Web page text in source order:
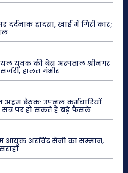
दर्दनाक हादसा, खाई में गिरी कार;
युवक की बेस अस्पताल श्रीनगर
हालत गंभीर
अहम बैठक: उपनल कर्मचारियों,
सत्र पर हो सकते हैं बड़े फैसले
आयुक्त अरविंद सैनी का सम्मान,